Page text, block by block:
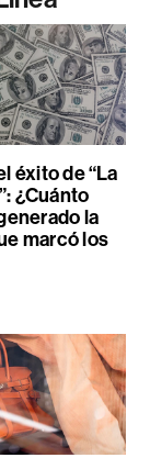
éxito de “La
¿Cuánto
la
marcó los